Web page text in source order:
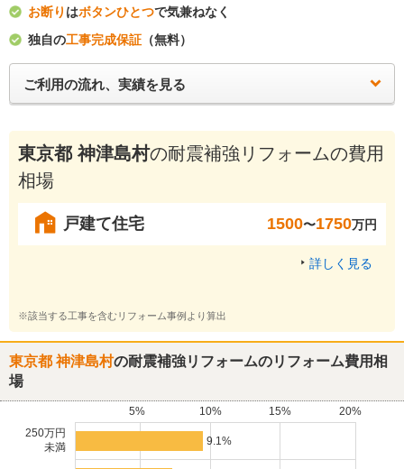
お断り はボタンひとつで気兼ねなく
独自の工事完成保証 （無料）
ご利用の流れ、実績を見る
東京都 神津島村の耐震補強リフォームの費用
相場
戸建て住宅 1500〜1750万円
詳しく見る
※該当する工事を含むリフォーム事例より算出
東京都 神津島村の耐震補強リフォームのリフォーム費用相
場
5% 10% 15%
20%
250万円
未満
9.1%